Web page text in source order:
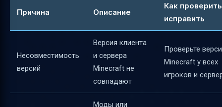
Причина Описание
Как
исправить
Несовместимость
версий
Версия клиента
и сервера
Minecraft не
совпадают
Проверьте
Minecraft у всех
игроков и
Моды или